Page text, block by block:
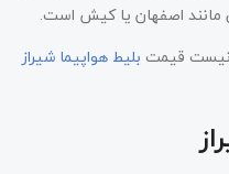
مانند اصفهان یا کیش است.
نیست قیمت بلیط هواپیما شیراز